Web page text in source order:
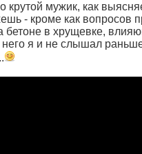
крутой мужик, как
- кроме как вопросов
бетоне в хрущевке,
него я и не слышал